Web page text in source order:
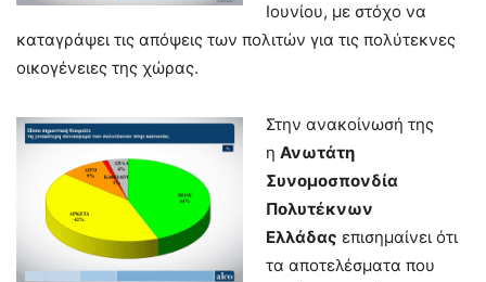
Ιουνίου, με στόχο να
καταγράψει τις απόψεις των πολιτών για τις πολύτεκνες
οικογένειες της χώρας.
Στην ανακοίνωσή της
η Ανωτάτη
Συνομοσπονδία
Πολυτέκνων
Ελλάδας επισημαίνει ότι
τα αποτελέσματα που